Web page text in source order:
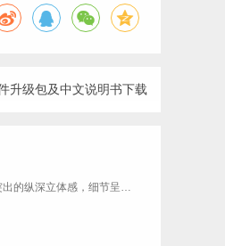
升级包及中文说明书下载